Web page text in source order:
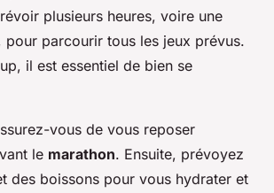
plusieurs heures, voire une
pour parcourir tous les jeux prévus.
il est essentiel de bien se
vous de vous reposer
le marathon. Ensuite, prévoyez
des boissons pour vous hydrater et